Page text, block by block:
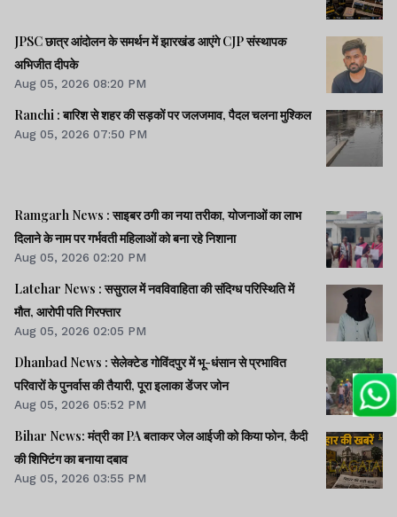
JPSC छात्र आंदोलन के समर्थन में झारखंड आएंगे CJP संस्थापक
अभिजीत दीपके
Aug 05, 2026 08:20 PM
Ranchi : बारिश से शहर की सड़कों पर जलजमाव, पैदल चलना मुश्किल
Aug 05, 2026 07:50 PM
Ramgarh News : साइबर ठगी का नया तरीका, योजनाओं का लाभ
दिलाने के नाम पर गर्भवती महिलाओं को बना रहे निशाना
Aug 05, 2026 02:20 PM
Latehar News : ससुराल में नवविवाहिता की संदिग्ध परिस्थिति में
मौत, आरोपी पति गिरफ्तार
Aug 05, 2026 02:05 PM
Dhanbad News : सेलेक्टेड गोविंदपुर में भू-धंसान से प्रभावित
परिवारों के पुनर्वास की तैयारी, पूरा इलाका डेंजर जोन
Aug 05, 2026 05:52 PM
Bihar News: मंत्री का PA बताकर जेल आईजी को किया फोन, कैदी
की शिफ्टिंग का बनाया दबाव
Aug 05, 2026 03:55 PM